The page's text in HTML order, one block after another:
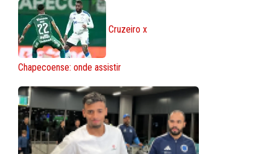
Cruzeiro x
Chapecoense: onde assistir